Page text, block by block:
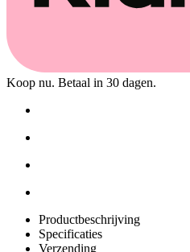
Koop nu. Betaal in 30 dagen.
Productbeschrijving
Specificaties
Verzending